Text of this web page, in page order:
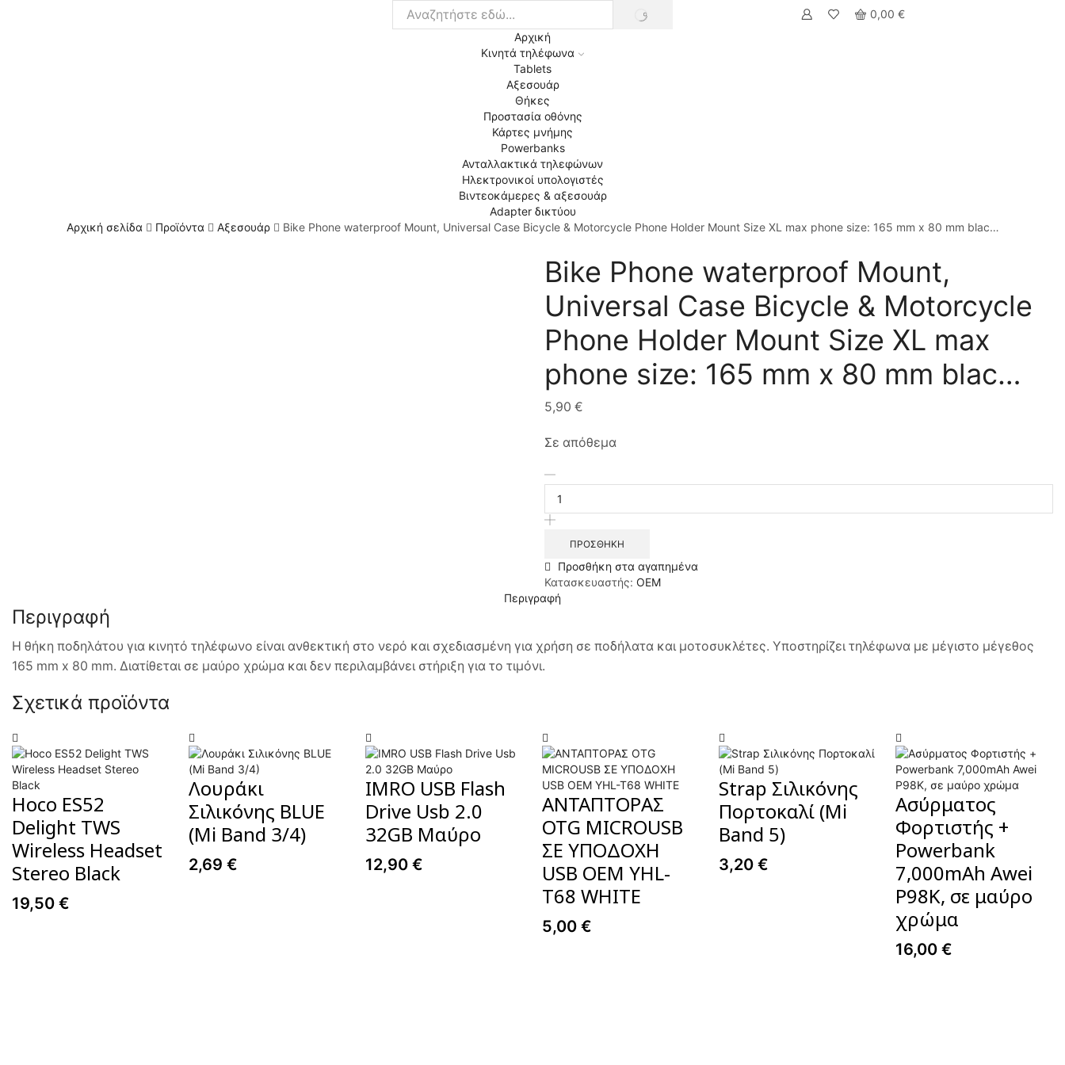
Search
ΑΝΑΖΉΤΗΣΗ 0,00 €
Αρχική
Κινητά τηλέφωνα
Tablets
Αξεσουάρ
Θήκες
Προστασία οθόνης
Κάρτες μνήμης
Powerbanks
Ανταλλακτικά τηλεφώνων
Ηλεκτρονικοί υπολογιστές
Βιντεοκάμερες & αξεσουάρ
Adapter δικτύου
Αρχική σελίδα
Προϊόντα Αξεσουάρ Bike Phone waterproof Mount, Universal Case Bicycle & Motorcycle Phone Holder Mount Size XL max phone size: 165 mm x 80 mm blac…
Bike Phone waterproof Mount,
Universal Case Bicycle & Motorcycle
Phone Holder Mount Size XL max
phone size: 165 mm x 80 mm blac…
5,90 €
Σε απόθεμα
Bike
waterproof
Mount,
Universal
Bicycle
&
Motorcycle
Mount
mm
x
80
mm
blac...
ΠΡΟΣΘΉΚΗ
Προσθήκη στα αγαπημένα
Κατασκευαστής: OEM
Περιγραφή
Περιγραφή
Η θήκη ποδηλάτου για κινητό τηλέφωνο είναι ανθεκτική στο νερό και σχεδιασμένη για χρήση σε ποδήλατα και μοτοσυκλέτες. Υποστηρίζει τηλέφωνα με μέγιστο μέγεθος
165 mm x 80 mm. Διατίθεται σε μαύρο χρώμα και δεν περιλαμβάνει στήριξη για το τιμόνι.
Σχετικά προϊόντα
Hoco ES52
Delight TWS
Wireless Headset
Stereo Black
19,50 €
Λουράκι
Σιλικόνης BLUE
(Mi Band 3/4)
2,69 €
IMRO USB Flash
Drive Usb 2.0
32GB Μαύρo
12,90 €
ΑΝΤΑΠΤΟΡΑΣ
OTG MICROUSB
ΣΕ ΥΠΟΔΟΧΗ
USB OEM YHL-
T68 WHITE
5,00 €
Strap Σιλικόνης
Πορτοκαλί (Mi
Band 5)
3,20 €
Ασύρματος
Φορτιστής +
Powerbank
7,000mAh Awei
P98K, σε μαύρο
χρώμα
16,00 €